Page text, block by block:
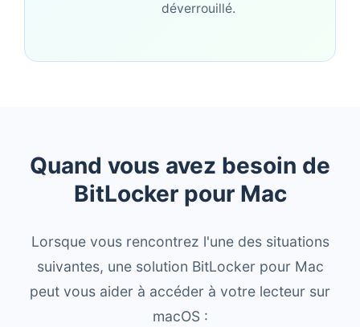
déverrouillé.
Quand vous avez besoin de
BitLocker pour Mac
Lorsque vous rencontrez l'une des situations
suivantes, une solution BitLocker pour Mac
peut vous aider à accéder à votre lecteur sur
macOS :